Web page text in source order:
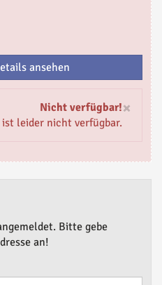
ansehen
×
Nicht verfügbar!
leider nicht verfügbar.
Bitte gebe
an!